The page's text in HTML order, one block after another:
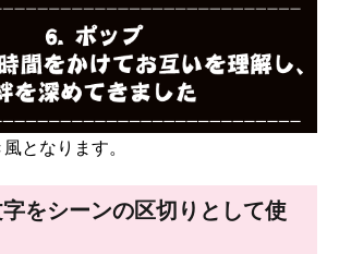
となります。
をシーンの区切りとして使